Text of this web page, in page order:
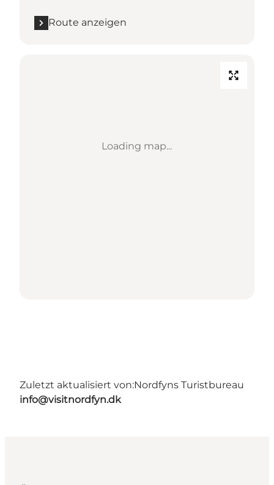
Route anzeigen
Loading map...
Zuletzt aktualisiert von:Nordfyns Turistbureau
info@visitnordfyn.dk